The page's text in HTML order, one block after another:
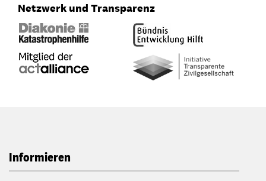
Netzwerk und Transparenz
Informieren